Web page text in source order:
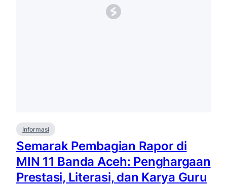
Informasi
Semarak Pembagian Rapor di
MIN 11 Banda Aceh: Penghargaan
Prestasi, Literasi, dan Karya Guru